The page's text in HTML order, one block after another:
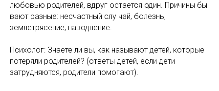
любовью родителей, вдруг остается один. Причины бы
вают разные: несчастный слу чай, болезнь,
землетрясение, наводнение.
Психолог: Знаете ли вы, как называют детей, которые
потеряли родителей? (ответы детей, если дети
затрудняются, родители помогают).